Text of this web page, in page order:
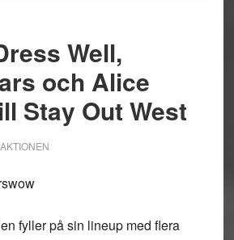
Well,
och Alice
Stay Out West
fyller på sin lineup med flera